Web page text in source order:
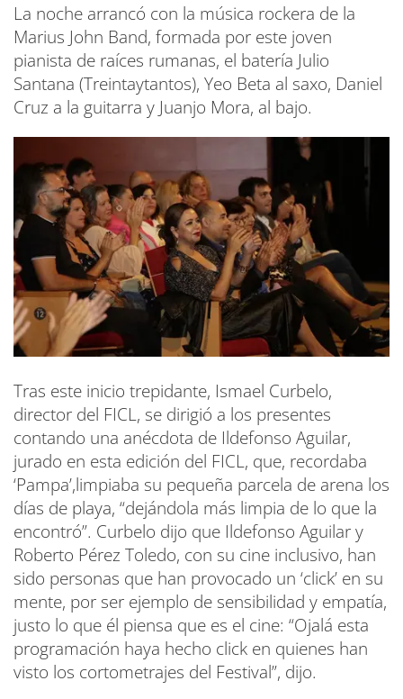
La noche arrancó con la música rockera de la
Marius John Band, formada por este joven
pianista de raíces rumanas, el batería Julio
Santana (Treintaytantos), Yeo Beta al saxo, Daniel
Cruz a la guitarra y Juanjo Mora, al bajo.
Tras este inicio trepidante, Ismael Curbelo,
director del FICL, se dirigió a los presentes
contando una anécdota de Ildefonso Aguilar,
jurado en esta edición del FICL, que, recordaba
‘Pampa’,limpiaba su pequeña parcela de arena los
días de playa, “dejándola más limpia de lo que la
encontró”. Curbelo dijo que Ildefonso Aguilar y
Roberto Pérez Toledo, con su cine inclusivo, han
sido personas que han provocado un ‘click’ en su
mente, por ser ejemplo de sensibilidad y empatía,
justo lo que él piensa que es el cine: “Ojalá esta
programación haya hecho click en quienes han
visto los cortometrajes del Festival”, dijo.